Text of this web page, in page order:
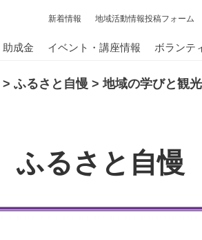
新着情報 地域活動情報投稿フォーム
助成金 イベント・講座情報 ボランテ
> ふるさと自慢 >地域の学びと観
ふるさと自慢